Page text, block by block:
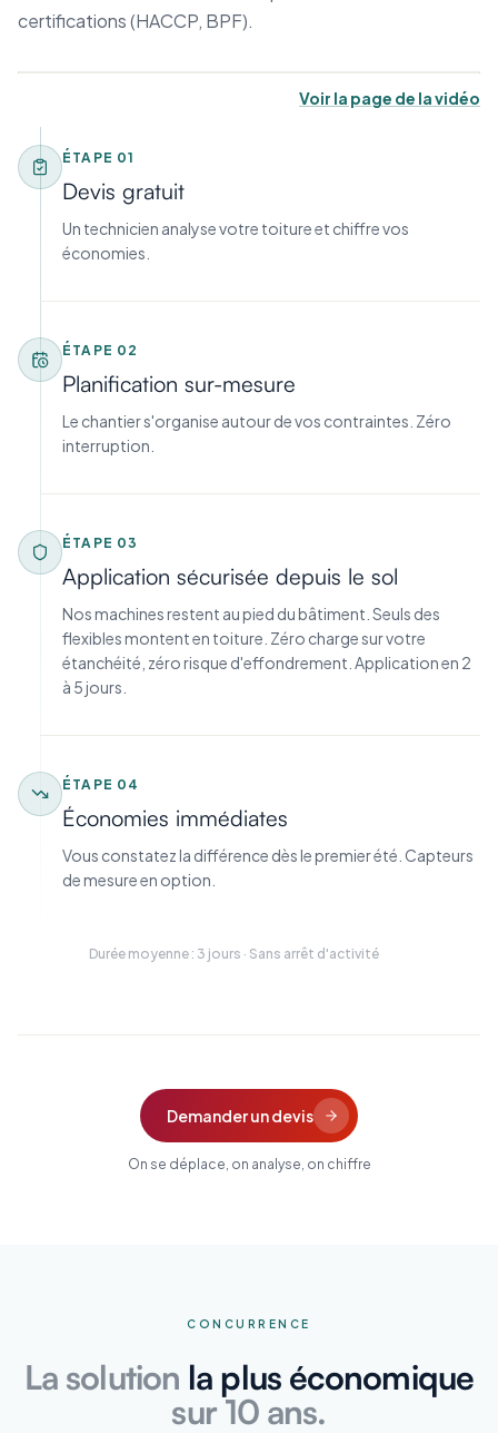
certifications (HACCP, BPF).
Voir la page de la vidéo
ÉTAPE 01
Devis gratuit
Un technicien analyse votre toiture et chiffre vos
économies.
ÉTAPE 02
Planification sur-mesure
Le chantier s'organise autour de vos contraintes. Zéro
interruption.
ÉTAPE 03
Application sécurisée depuis le sol
Nos machines restent au pied du bâtiment. Seuls des
flexibles montent en toiture. Zéro charge sur votre
étanchéité, zéro risque d'effondrement. Application en 2
à 5 jours.
ÉTAPE 04
Économies immédiates
Vous constatez la différence dès le premier été. Capteurs
de mesure en option.
Durée moyenne : 3 jours · Sans arrêt d'activité
Demander un devis
On se déplace, on analyse, on chiffre
CONCURRENCE
La solution la plus économique
sur 10 ans.